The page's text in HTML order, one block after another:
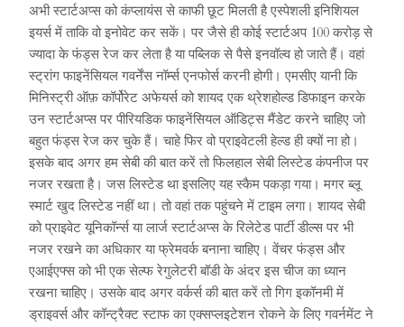
अभी स्टार्टअप्स को कंप्लायंस से काफी छूट मिलती है एस्पेशली इनिशियल
इयर्स में ताकि वो इनोवेट कर सकें। पर जैसे ही कोई स्टार्टअप 100 करोड़ से
ज्यादा के फंड्स रेज कर लेता है या पब्लिक से पैसे इनवॉल्व हो जाते हैं। वहां
स्ट्रांग फाइनेंसियल गवर्नेंस नॉर्म्स एनफोर्स करनी होगी। एमसीए यानी कि
मिनिस्ट्री ऑफ़ कॉर्पोरेट अफेयर्स को शायद एक थ्रेशहोल्ड डिफाइन करके
उन स्टार्टअप्स पर पीरियडिक फाइनेंसियल ऑडिट्स मैंडेट करने चाहिए जो
बहुत फंड्स रेज कर चुके हैं। चाहे फिर वो प्राइवेटली हेल्ड ही क्यों ना हो।
इसके बाद अगर हम सेबी की बात करें तो फिलहाल सेबी लिस्टेड कंपनीज पर
नजर रखता है। जस लिस्टेड था इसलिए यह स्कैम पकड़ा गया। मगर ब्लू
स्मार्ट खुद लिस्टेड नहीं था। तो वहां तक पहुंचने में टाइम लगा। शायद सेबी
को प्राइवेट यूनिकॉर्न्स या लार्ज स्टार्टअप्स के रिलेटेड पार्टी डील्स पर भी
नजर रखने का अधिकार या फ्रेमवर्क बनाना चाहिए। वेंचर फंड्स और
एआईएफ्स को भी एक सेल्फ रेगुलेटरी बॉडी के अंदर इस चीज का ध्यान
रखना चाहिए। उसके बाद अगर वर्कर्स की बात करें तो गिग इकॉनमी में
ड्राइवर्स और कॉन्ट्रैक्ट स्टाफ का एक्सप्लइटेशन रोकने के लिए गवर्नमेंट ने